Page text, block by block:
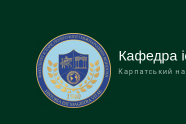
Кафедра
Карпатський